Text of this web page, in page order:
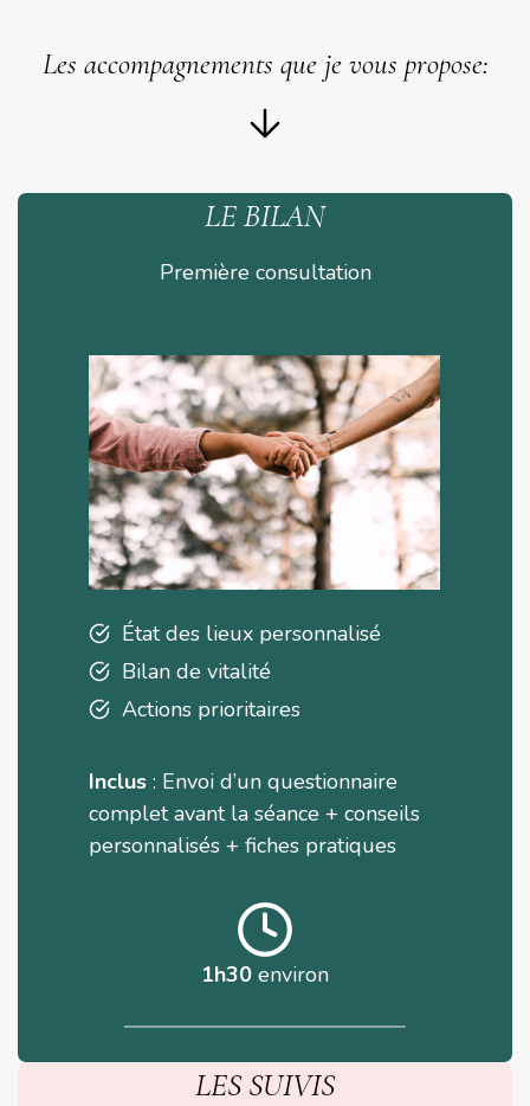
Les accompagnements que je vous propose:
LE BILAN
Première consultation
État des lieux personnalisé
Bilan de vitalité
Actions prioritaires
Inclus : Envoi d’un questionnaire
complet avant la séance + conseils
personnalisés + fiches pratiques
1h30 environ
LES SUIVIS